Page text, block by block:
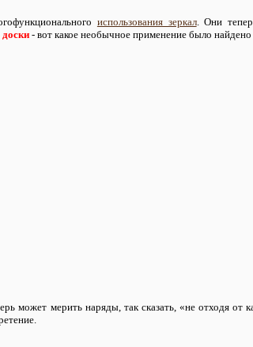
использования зеркал. Они
- вот какое необычное применение было найдено
может мерить наряды, так сказать, «не отходя от